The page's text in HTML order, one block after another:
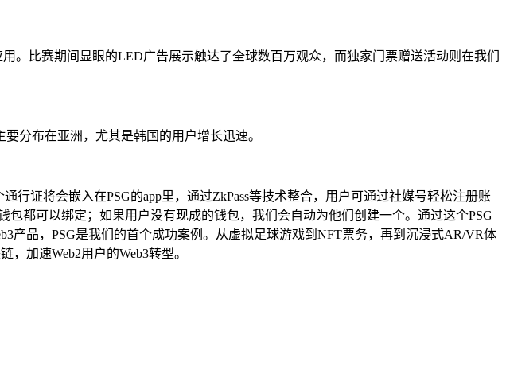
比赛期间显眼的LED广告展示触达了全球数百万观众，而独家门票赠送活动则在我们
分布在亚洲，尤其是韩国的用户增长迅速。
证将会嵌入在PSG的app里，通过ZkPass等技术整合，用户可通过社媒号轻松注册账
包都可以绑定；如果用户没有现成的钱包，我们会自动为他们创建一个。通过这个PSG
产品，PSG是我们的首个成功案例。从虚拟足球游戏到NFT票务，再到沉浸式AR/VR体
加速Web2用户的Web3转型。